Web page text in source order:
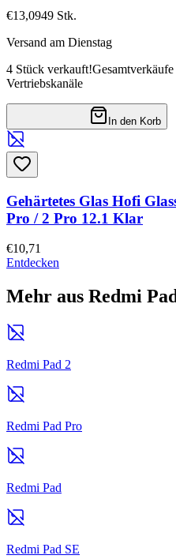
€13,0949 Stk.
Versand am Dienstag
4 Stück verkauft!
Vertriebskanäle
In den Korb
Gehärtetes Glas Hofi
Pro / 2 Pro 12.1 Klar
€10,71
Entdecken
Mehr aus Redmi Pad
Redmi Pad 2
Redmi Pad Pro
Redmi Pad
Redmi Pad SE